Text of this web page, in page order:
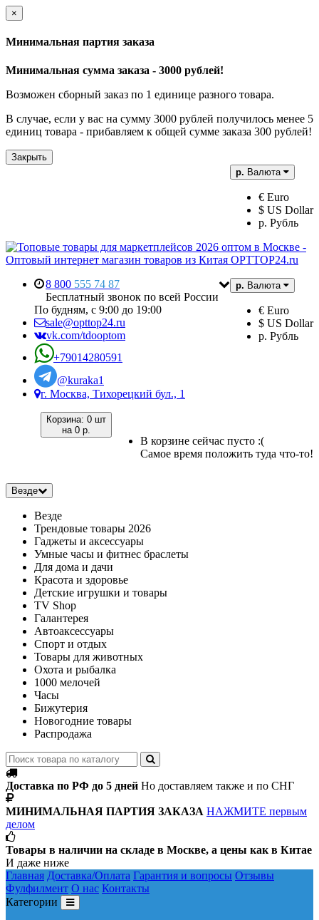
×
Минимальная партия заказа
Минимальная сумма заказа - 3000 рублей!
Возможен сборный заказ по 1 единице разного товара.
В случае, если у вас на сумму 3000 рублей получилось менее 5
единиц товара - прибавляем к общей сумме заказа 300 рублей!
Закрыть
р. Валюта
€ Euro
$ US Dollar
р. Рубль
р. Валюта
€ Euro
$ US Dollar
р. Рубль
8 800 555 74 87
Бесплатный звонок по всей России
По будням, с 9:00 до 19:00
sale@opttop24.ru
vk.com/tdooptom
+79014280591
@kuraka1
г. Москва, Тихорецкий бул., 1
Корзина: 0 шт
на 0 р.
В корзине сейчас пусто :(
Самое время положить туда что-то!
Везде
Везде
Трендовые товары 2026
Гаджеты и аксессуары
Умные часы и фитнес браслеты
Для дома и дачи
Красота и здоровье
Детские игрушки и товары
TV Shop
Галантерея
Автоаксессуары
Спорт и отдых
Товары для животных
Охота и рыбалка
1000 мелочей
Часы
Бижутерия
Новогодние товары
Распродажа
Доставка по РФ до 5 дней Но доставляем также и по СНГ
МИНИМАЛЬНАЯ ПАРТИЯ ЗАКАЗА НАЖМИТЕ первым
делом
Товары в наличии на складе в Москве, а цены как в Китае
И даже ниже
Главная Доставка/Оплата Гарантия и вопросы Отзывы
Фулфилмент О нас Контакты
Категории